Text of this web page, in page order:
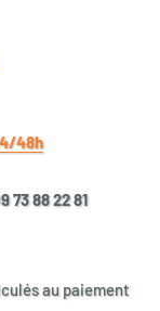
48h
73 88 22 81
au paiement